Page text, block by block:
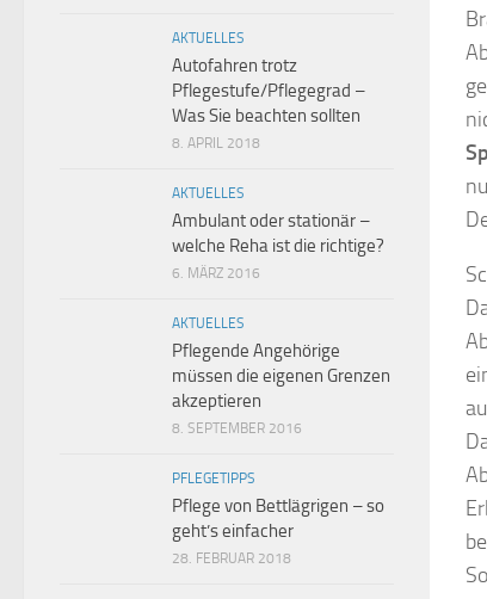
AKTUELLES
Autofahren trotz
Pflegestufe/Pflegegrad –
Was Sie beachten sollten
8. APRIL 2018
AKTUELLES
Ambulant oder stationär –
welche Reha ist die richtige?
6. MÄRZ 2016
AKTUELLES
Pflegende Angehörige
müssen die eigenen Grenzen
akzeptieren
8. SEPTEMBER 2016
PFLEGETIPPS
Pflege von Bettlägrigen – so
geht’s einfacher
28. FEBRUAR 2018